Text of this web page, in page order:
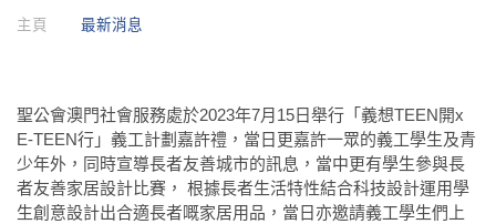
主頁 最新消息
聖公會澳門社會服務處於2023年7月15日舉行「義想TEEN開x
E-TEEN行」義工計劃嘉許禮，當日更嘉許一眾的義工學生及青
少年外，同時宣導長者友善城市的訊息，當中更有學生參與長
者友善家居設計比賽， 根據長者生活特性結合科技設計運用學
生創意設計出合適長者嘅家居用品，當日亦邀請義工學生們上